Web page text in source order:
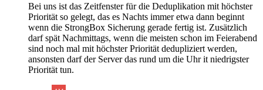
Bei uns ist das Zeitfenster für die Deduplikation mit höchster
Priorität so gelegt, das es Nachts immer etwa dann beginnt
wenn die StrongBox Sicherung gerade fertig ist. Zusätzlich
darf spät Nachmittags, wenn die meisten schon im Feierabend
sind noch mal mit höchster Priorität dedupliziert werden,
ansonsten darf der Server das rund um die Uhr it niedrigster
Priorität tun.